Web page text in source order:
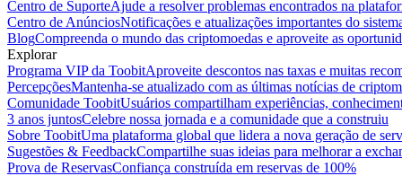
Centro de SuporteAjude a resolver problemas encontrados na
Centro de AnúnciosNotificações e atualizações importantes do
BlogCompreenda o mundo das criptomoedas e aproveite as
Explorar
Programa VIP da ToobitAproveite descontos nas taxas e muitas
PercepçõesMantenha-se atualizado com as últimas notícias de
Comunidade ToobitUsuários compartilham experiências,
3 anos juntosCelebre nossa jornada e a comunidade que a construiu
Sobre ToobitUma plataforma global que lidera a nova geração de
Sugestões & FeedbackCompartilhe suas ideias para melhorar a
Prova de ReservasConfiança construída em reservas de 100%